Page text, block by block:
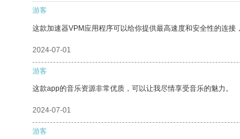
游客
这款加速器VPM应用程序可以给你提供最高速度和安全性的连接
2024-07-01
游客
这款app的音乐资源非常优质，可以让我尽情享受音乐的魅力。
2024-07-01
游客